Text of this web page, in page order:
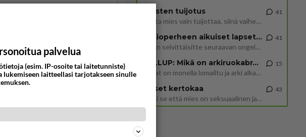
Kommentoi
Miesten tuijotus
Mutta mies vain tuijottaa, siinä vaiheessa käännän itse pään pois. Mikä juttu? Yleensä jos joku tuijottaa tai katsoo, hä
41
Uusioperheen aikuiset lapset tyhjentää jääkaapin käydessään
Miten selvittäisitte seuraavan ongelman, meillä on uusioperhe, minulla teini-ikäiset lapset ja puolisolla aikuiset, jotk
41
GALLUP: Mikä on arkiruokabravuurisi?
Lomat on monella lomailtu ja arki alkaa. Se voi tarkoittaa myös sitä, että grillailut on grillattu ja palataan arjen ruo
15
Naiset kertokaa
Miksi se että mies on seksuaalinen ja haluaa seksiä ja te olette hänen mielestänne haluttava on vastenmielistä? Mikä sii
43
palvelua
(esim. IP-osoite tai laitetunniste)
lukemiseen laitteellasi tarjotakseen sinulle